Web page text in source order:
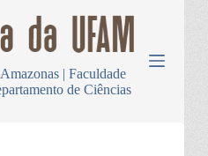
| Faculdade
de Ciências